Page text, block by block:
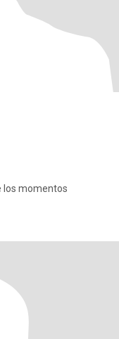
los momentos